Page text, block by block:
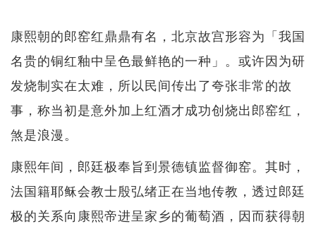
康熙朝的郎窑红鼎鼎有名，北京故宫形容为「我国
名贵的铜红釉中呈色最鲜艳的一种」。或许因为研
发烧制实在太难，所以民间传出了夸张非常的故
事，称当初是意外加上红酒才成功创烧出郎窑红，
煞是浪漫。
康熙年间，郎廷极奉旨到景德镇监督御窑。其时，
法国籍耶稣会教士殷弘绪正在当地传教，透过郎廷
极的关系向康熙帝进呈家乡的葡萄酒，因而获得朝